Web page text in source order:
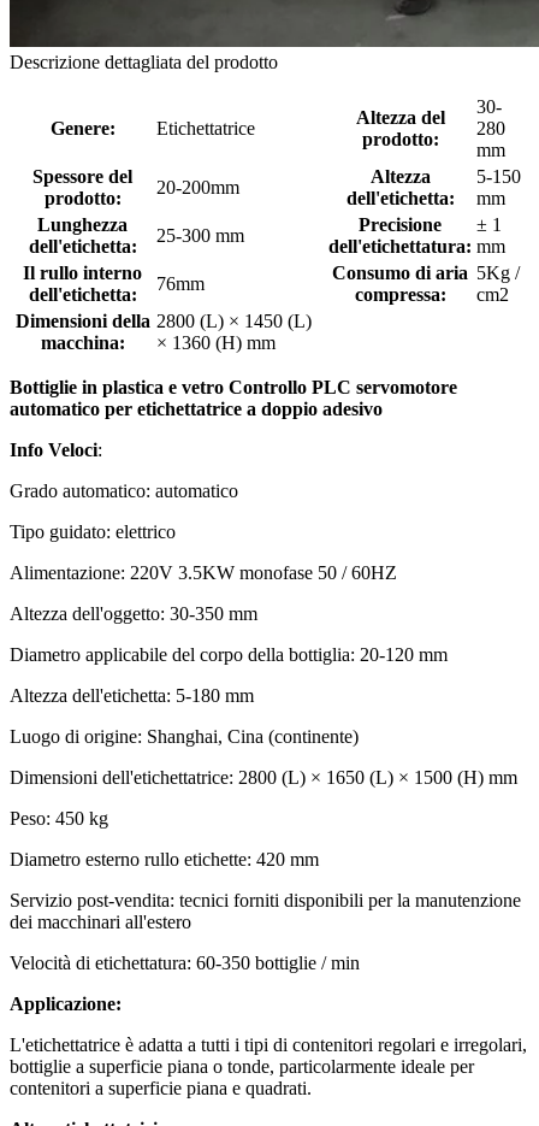
Descrizione dettagliata del prodotto
Genere: Etichettatrice
Altezza del
prodotto:
30-
280
mm
Spessore del
prodotto:
20-200mm
Altezza
dell'etichetta:
5-150
mm
Lunghezza
dell'etichetta:
25-300 mm
Precisione
dell'etichettatura:
± 1
mm
Il rullo interno
dell'etichetta:
76mm
Consumo di aria
compressa:
5Kg /
cm2
Dimensioni della
macchina:
2800 (L) × 1450 (L)
× 1360 (H) mm
Bottiglie in plastica e vetro Controllo PLC servomotore
automatico per etichettatrice a doppio adesivo
Info Veloci:
Grado automatico: automatico
Tipo guidato: elettrico
Alimentazione: 220V 3.5KW monofase 50 / 60HZ
Altezza dell'oggetto: 30-350 mm
Diametro applicabile del corpo della bottiglia: 20-120 mm
Altezza dell'etichetta: 5-180 mm
Luogo di origine: Shanghai, Cina (continente)
Dimensioni dell'etichettatrice: 2800 (L) × 1650 (L) × 1500 (H) mm
Peso: 450 kg
Diametro esterno rullo etichette: 420 mm
Servizio post-vendita: tecnici forniti disponibili per la manutenzione
dei macchinari all'estero
Velocità di etichettatura: 60-350 bottiglie / min
Applicazione:
L'etichettatrice è adatta a tutti i tipi di contenitori regolari e irregolari,
bottiglie a superficie piana o tonde, particolarmente ideale per
contenitori a superficie piana e quadrati.